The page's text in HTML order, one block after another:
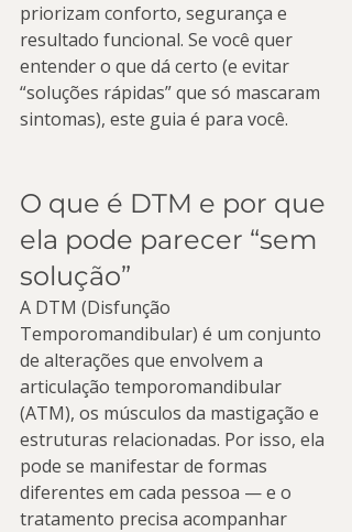
priorizam conforto, segurança e
resultado funcional. Se você quer
entender o que dá certo (e evitar
“soluções rápidas” que só mascaram
sintomas), este guia é para você.
O que é DTM e por que
ela pode parecer “sem
solução”
A DTM (Disfunção
Temporomandibular) é um conjunto
de alterações que envolvem a
articulação temporomandibular
(ATM), os músculos da mastigação e
estruturas relacionadas. Por isso, ela
pode se manifestar de formas
diferentes em cada pessoa — e o
tratamento precisa acompanhar